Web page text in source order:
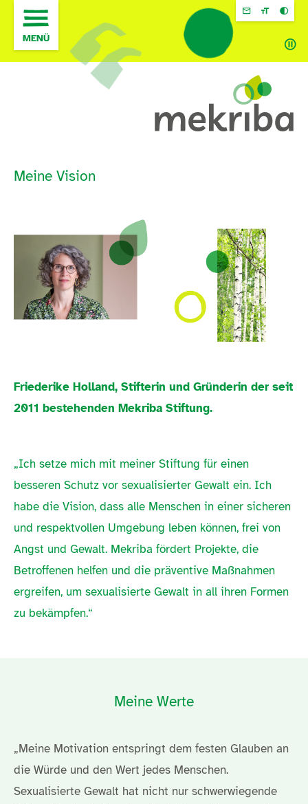
Inhalt
springen
MENÜ
Meine Vision
Friederike Holland, Stifterin und Gründerin der seit
2011 bestehenden Mekriba Stiftung.
„Ich setze mich mit meiner Stiftung für einen
besseren Schutz vor sexualisierter Gewalt ein. Ich
habe die Vision, dass alle Menschen in einer sicheren
und respektvollen Umgebung leben können, frei von
Angst und Gewalt. Mekriba fördert Projekte, die
Betroffenen helfen und die präventive Maßnahmen
ergreifen, um sexualisierte Gewalt in all ihren Formen
zu bekämpfen.“
Meine Werte
„Meine Motivation entspringt dem festen Glauben an
die Würde und den Wert jedes Menschen.
Sexualisierte Gewalt hat nicht nur schwerwiegende